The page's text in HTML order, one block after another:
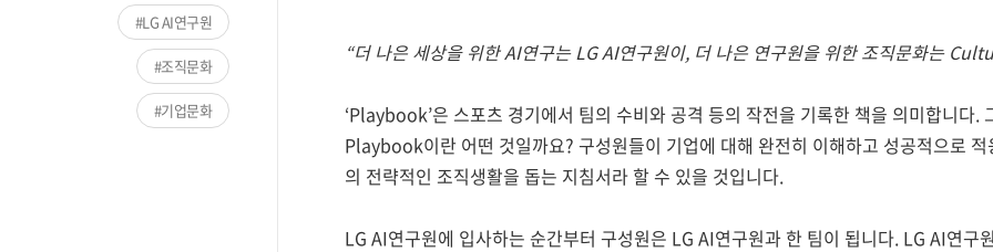
LG AI연구원
조직문화
기업문화
“더 나은 세상을 위한 AI연구는 LG AI연구원이, 더 나은 연구원을 위한 조직문화는
‘Playbook’은 스포츠 경기에서 팀의 수비와 공격 등의 작전을 기록한 책을 의미합니다.
Playbook이란 어떤 것일까요? 구성원들이 기업에 대해 완전히 이해하고 성공적으로
의 전략적인 조직생활을 돕는 지침서라 할 수 있을 것입니다.
LG AI연구원에 입사하는 순간부터 구성원은 LG AI연구원과 한 팀이 됩니다. LG AI연구